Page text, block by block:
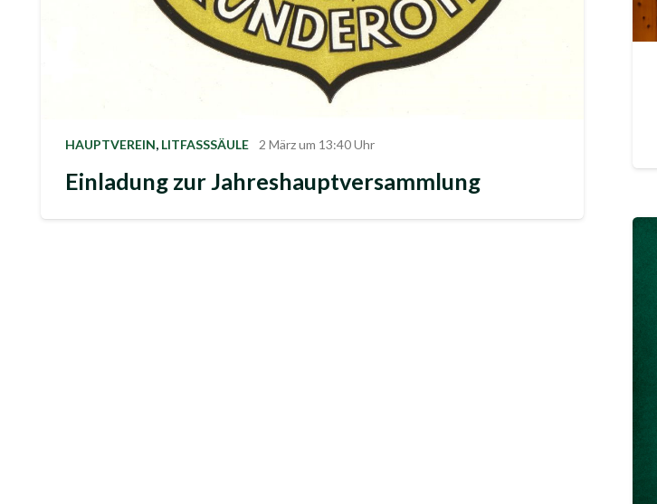
HAUPTVEREIN LITFASSSÄULE 2 März um 13:40 Uhr